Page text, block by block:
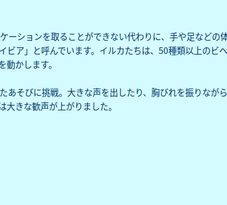
ーションを取ることができない代わりに、手や足などの
ア」と呼んでいます。イルカたちは、50種類以上のビヘ
かします。
あそびに挑戦。大きな声を出したり、胸びれを振りなが
きな歓声が上がりました。